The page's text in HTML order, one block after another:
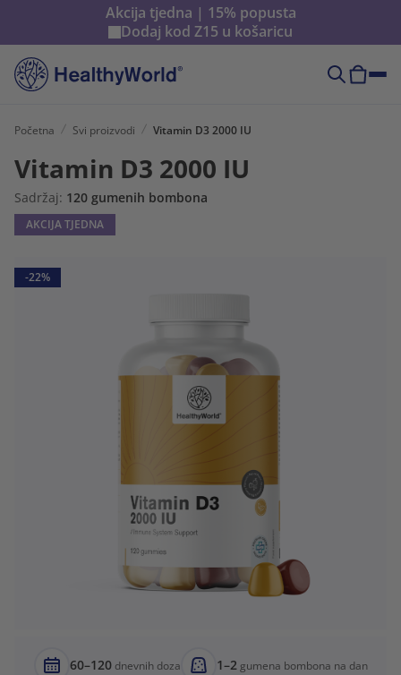
Akcija tjedna | 15% popusta
Dodaj kod Z15 u košaricu
Početna Svi proizvodi Vitamin D3 2000 IU
Vitamin D3 2000 IU
Sadržaj: 120 gumenih bombona
AKCIJA TJEDNA
-22%
60–120dnevnih doza 1–2gumena bombona na dan